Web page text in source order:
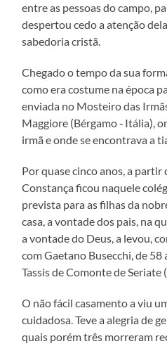
entre as pessoas do campo,
despertou cedo a atenção
sabedoria cristã.
Chegado o tempo da sua
como era costume na época
enviada no Mosteiro das
Maggiore (Bérgamo ‑ Itália),
irmã e onde se encontrava a
Por quase cinco anos, a partir
Constança ficou naquele
prevista para as filhas da
casa, a vontade dos pais, na
a vontade do Deus, a levou,
com Gaetano Busecchi, de
Tassis de Comonte de Seriate
O não fácil casamento a viu
cuidadosa. Teve a alegria de
quais porém três morreram